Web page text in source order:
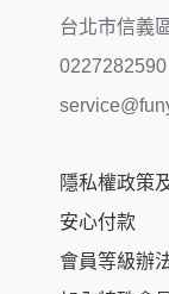
台北市信義
0227282590
隱私權政策
安心付款
會員等級辦